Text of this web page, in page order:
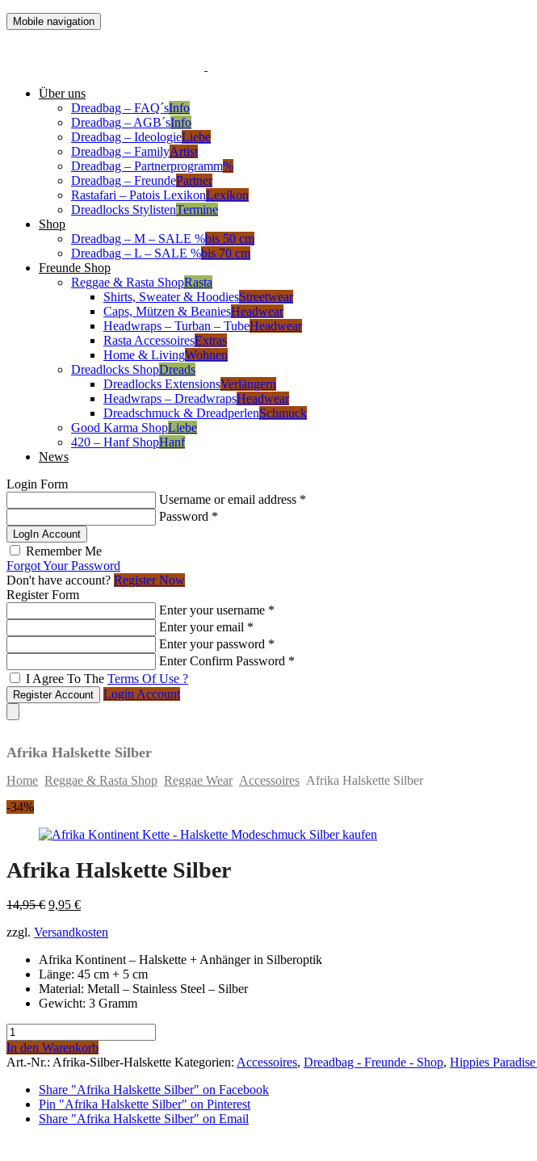
Mobile navigation
Über uns
Dreadbag – FAQ´sInfo
Dreadbag – AGB´sInfo
Dreadbag – IdeologieLiebe
Dreadbag – FamilyArtist
Dreadbag – Partnerprogramm%
Dreadbag – FreundePartner
Rastafari – Patois LexikonLexikon
Dreadlocks StylistenTermine
Shop
Dreadbag – M – SALE %bis 50 cm
Dreadbag – L – SALE %bis 70 cm
Freunde Shop
Reggae & Rasta ShopRasta
Shirts, Sweater & HoodiesStreetwear
Caps, Mützen & BeaniesHeadwear
Headwraps – Turban – TubeHeadwear
Rasta AccessoiresExtras
Home & LivingWohnen
Dreadlocks ShopDreads
Dreadlocks ExtensionsVerlängern
Headwraps – DreadwrapsHeadwear
Dreadschmuck & DreadperlenSchmuck
Good Karma ShopLiebe
420 – Hanf ShopHanf
News
Login Form
Username or email address *
Password *
LogIn Account
Remember Me
Forgot Your Password
Don't have account? Register Now
Register Form
Enter your username *
Enter your email *
Enter your password *
Enter Confirm Password *
I Agree To The Terms Of Use ?
Register Account Login Account
Afrika Halskette Silber
Home Reggae & Rasta Shop Reggae Wear Accessoires Afrika Halskette Silber
Skip
content
-34%
Afrika Halskette Silber
14,95€ Original
was:
9,95 €Current
is:
zzgl. Versandkosten
Afrika Kontinent – Halskette + Anhänger in Silberoptik
Länge: 45 cm + 5 cm
Material: Metall – Stainless Steel – Silber
Gewicht: 3 Gramm
Afrika
Halskette
Silber
In den Warenkorb
Art.-Nr.: Afrika-Silber-Halskette Kategorien: Accessoires, Dreadbag - Freunde - Shop, Hippies
Share "Afrika Halskette Silber" on Facebook
Pin "Afrika Halskette Silber" on Pinterest
Share "Afrika Halskette Silber" on Email